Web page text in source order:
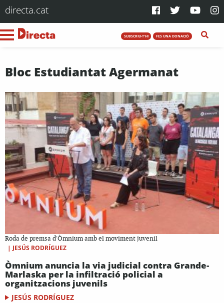
directa.cat
SUBSCRIU-T'HI FES UNA DONACIÓ
Bloc Estudiantat Agermanat
Roda de premsa d'Òmnium amb el moviment juvenil
| JESÚS RODRÍGUEZ
Òmnium anuncia la via judicial contra Grande-
Marlaska per la infiltració policial a
organitzacions juvenils
JESÚS RODRÍGUEZ